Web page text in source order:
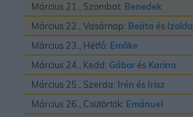
Március 21., Szombat: Benedek
Március 22., Vasárnap: Beáta és Izolda
Március 23., Hétfő: Emõke
Március 24., Kedd: Gábor és Karina
Március 25., Szerda: Irén és Irisz
Március 26., Csütörtök: Emánuel